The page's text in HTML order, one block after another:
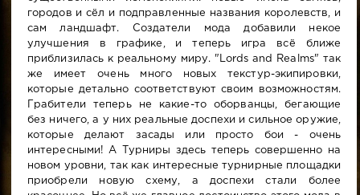
городов и сёл и подправленные названия королевств, и
сам ландшафт. Создатели мода добавили некое
улучшения в графике, и теперь игра всё ближе
приблизилась к реальному миру. "Lords and Realms" так
же имеет очень много новых текстур-экипировки,
которые детально соответствуют своим возможностям.
Грабители теперь не какие-то оборванцы, бегающие
без ничего, а у них реальные доспехи и сильное оружие,
которые делают засады или просто бои - очень
интересными! А Турниры здесь теперь совершенно на
новом уровни, так как интересные турнирные площадки
приобрели новую схему, а доспехи стали более